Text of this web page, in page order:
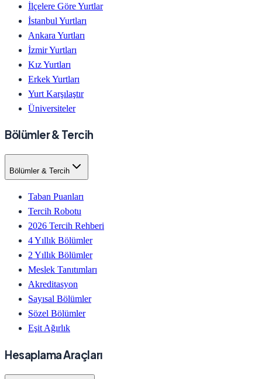
İlçelere Göre Yurtlar
İstanbul Yurtları
Ankara Yurtları
İzmir Yurtları
Kız Yurtları
Erkek Yurtları
Yurt Karşılaştır
Üniversiteler
Bölümler & Tercih
Bölümler & Tercih
Taban Puanları
Tercih Robotu
2026 Tercih Rehberi
4 Yıllık Bölümler
2 Yıllık Bölümler
Meslek Tanıtımları
Akreditasyon
Sayısal Bölümler
Sözel Bölümler
Eşit Ağırlık
Hesaplama Araçları